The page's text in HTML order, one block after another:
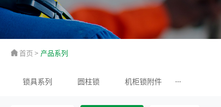
接地端子/铜排 六角/圆形螺柱 搭扣/磁门吸
首页 > 产品系列
锁具系列 圆柱锁 机柜锁附件